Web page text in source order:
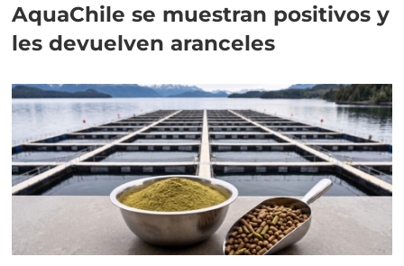
AquaChile se muestran positivos y
les devuelven aranceles